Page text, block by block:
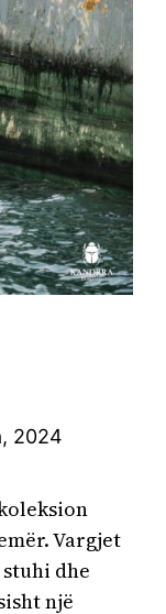
2024
Vargjet
dhe
një